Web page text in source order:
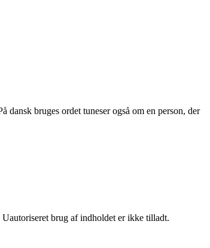
dansk bruges ordet tuneser også om en person, der
brug af indholdet er ikke tilladt.